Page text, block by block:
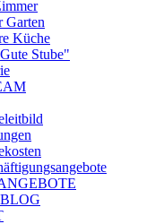
Garten
Küche
Stube"